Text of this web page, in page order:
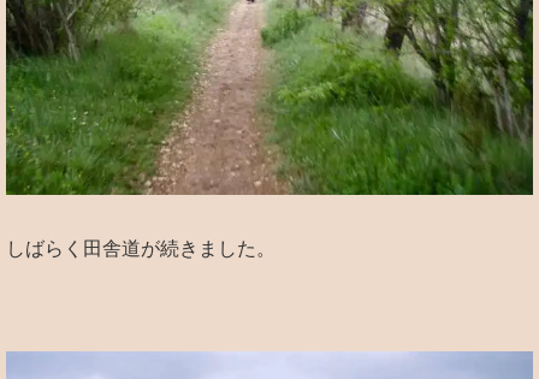
しばらく田舎道が続きました。